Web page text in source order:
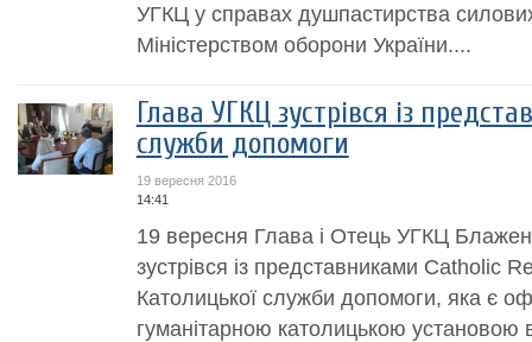
УГКЦ у справах душпастирства
Міністерством оборони України....
Глава УГКЦ зустрівся із
служби допомоги
19 вересня 2016
14:41
19 вересня Глава і Отець УГКЦ
зустрівся із представниками Catholic
Католицької служби допомоги, яка є
гуманітарною католицькою